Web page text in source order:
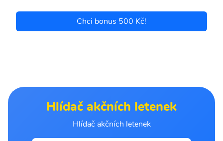
Chci bonus 500 Kč!
Hlídač akčních letenek
Hlídač akčních letenek